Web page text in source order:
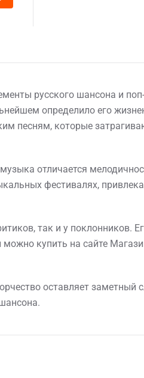
русского шансона и
определило его
песням, которые
отличается
фестивалях,
так и у поклонников.
можно купить на сайте
оставляет заметный